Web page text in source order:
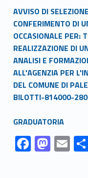
Link identifier #identifier__48203-1
AVVISO DI
CONFERIMENTO DI
OCCASIONALE PER:
REALIZZAZIONE DI
ANALISI E
ALL'AGENZIA PER
DEL COMUNE DI
BILOTTI-814000-
Link identifier #identifier__91380-2
GRADUATORIA
Link identifier #identifier__160859-1
F
ac
Link identifier #identifier__127312-2 M
as
Link identifier #identifier__181260-3 E
m
Link identifier #identifier__159093-4